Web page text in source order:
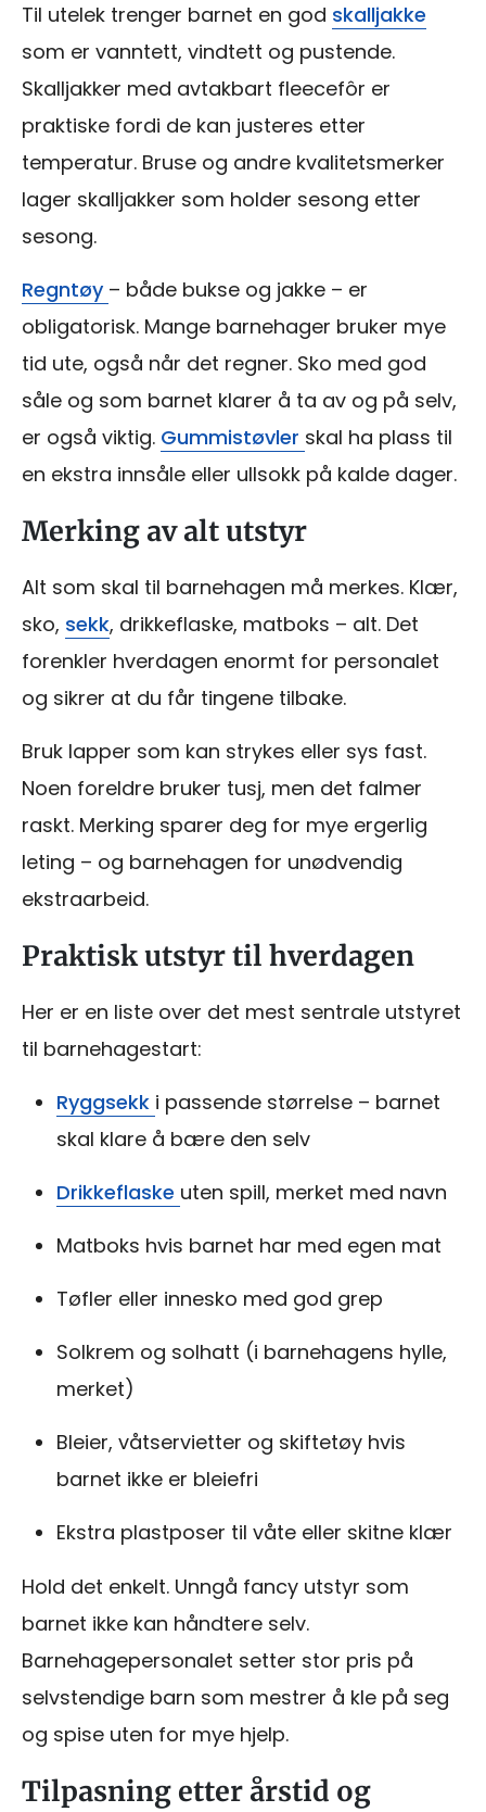
Til utelek trenger barnet en god skalljakke
som er vanntett, vindtett og pustende.
Skalljakker med avtakbart fleecefôr er
praktiske fordi de kan justeres etter
temperatur. Bruse og andre kvalitetsmerker
lager skalljakker som holder sesong etter
sesong.
Regntøy – både bukse og jakke – er
obligatorisk. Mange barnehager bruker mye
tid ute, også når det regner. Sko med god
såle og som barnet klarer å ta av og på selv,
er også viktig. Gummistøvler skal ha plass til
en ekstra innsåle eller ullsokk på kalde dager.
Merking av alt utstyr
Alt som skal til barnehagen må merkes. Klær,
sko, sekk, drikkeflaske, matboks – alt. Det
forenkler hverdagen enormt for personalet
og sikrer at du får tingene tilbake.
Bruk lapper som kan strykes eller sys fast.
Noen foreldre bruker tusj, men det falmer
raskt. Merking sparer deg for mye ergerlig
leting – og barnehagen for unødvendig
ekstraarbeid.
Praktisk utstyr til hverdagen
Her er en liste over det mest sentrale utstyret
til barnehagestart:
Ryggsekk i passende størrelse – barnet
skal klare å bære den selv
Drikkeflaske uten spill, merket med navn
Matboks hvis barnet har med egen mat
Tøfler eller innesko med god grep
Solkrem og solhatt (i barnehagens hylle,
merket)
Bleier, våtservietter og skiftetøy hvis
barnet ikke er bleiefri
Ekstra plastposer til våte eller skitne klær
Hold det enkelt. Unngå fancy utstyr som
barnet ikke kan håndtere selv.
Barnehagepersonalet setter stor pris på
selvstendige barn som mestrer å kle på seg
og spise uten for mye hjelp.
Tilpasning etter årstid og